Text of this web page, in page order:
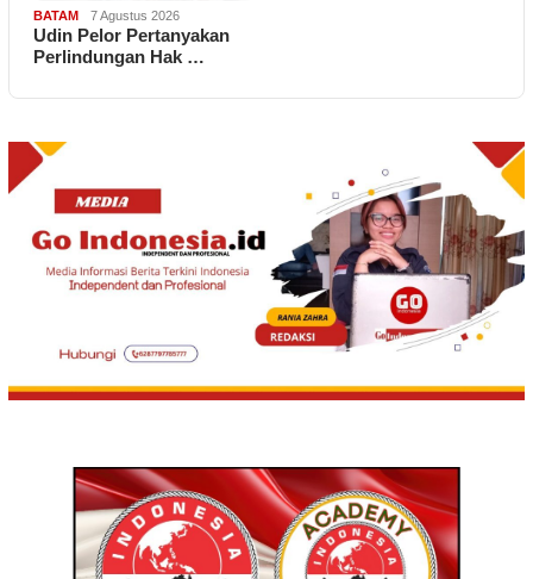
BATAM 7 Agustus 2026
Udin Pelor Pertanyakan
Perlindungan Hak …